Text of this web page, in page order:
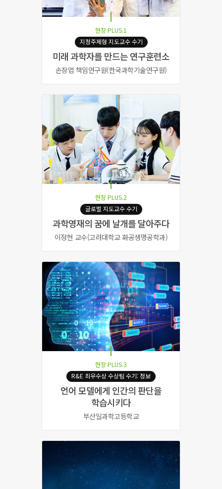
현장 PLUS.1
지정주제형 지도교수 수기
미래 과학자를 만드는 연구훈련소
손장엽 책임연구원(한국과학기술연구원)
현장 PLUS.2
글로벌 지도교수 수기
과학영재의 꿈에 날개를 달아주다
이정현 교수(고려대학교 화공생명공학과)
현장 PLUS.3
R&E 최우수상 수상팀 수기: 정보
언어 모델에게 인간의 판단을
학습시키다
부산일과학고등학교